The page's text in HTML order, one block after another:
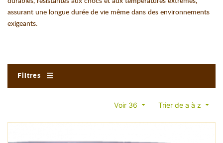
assurant une longue durée de vie même dans des environnements
exigeants.
Filtres
Voir 36 Trier de a à z